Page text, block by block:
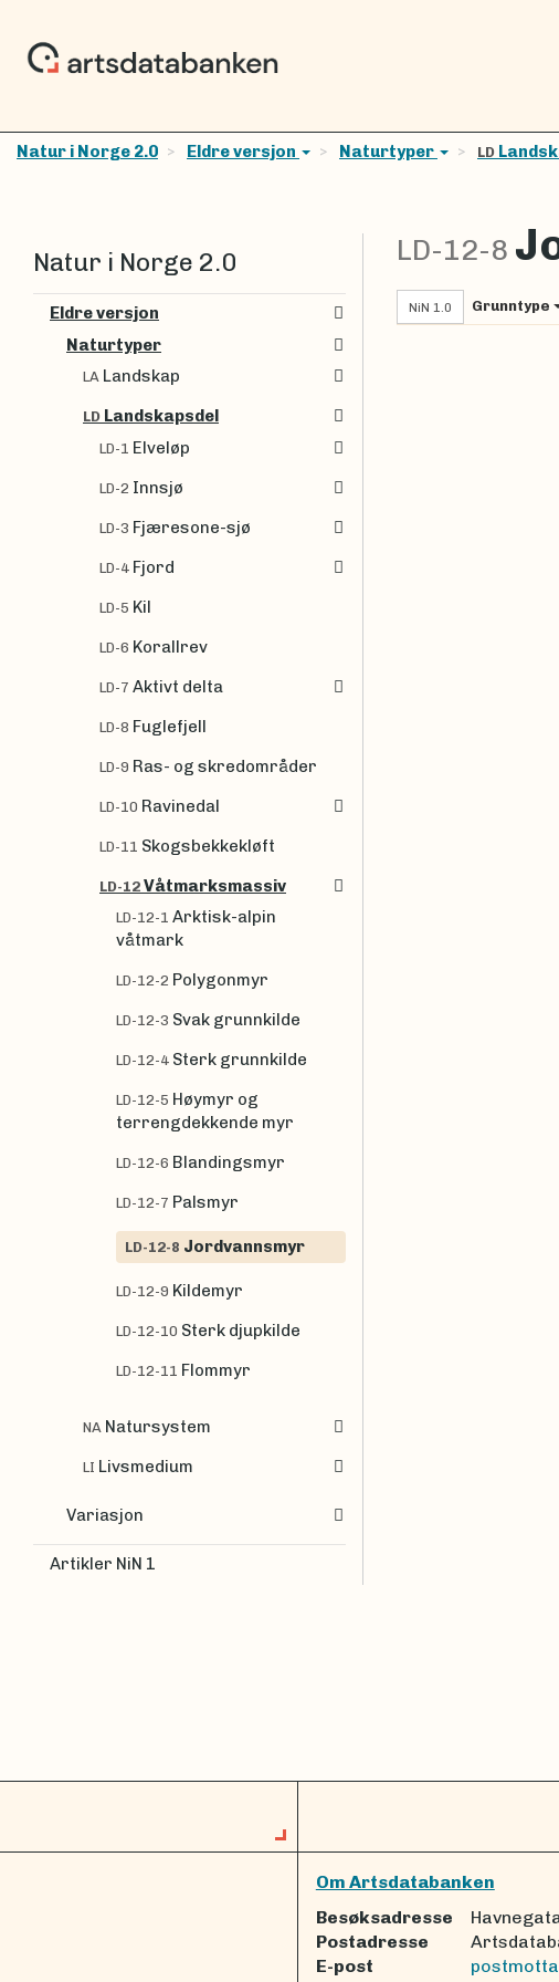
Natur i Norge 2.0 Eldre versjon Naturtyper LD
LD-12-8
NiN 1.0 Grunntype
Natur i Norge 2.0
Eldre versjon
Naturtyper
LA Landskap
LD Landskapsdel
LD-1 Elveløp
LD-2 Innsjø
LD-3 Fjæresone-sjø
LD-4 Fjord
LD-5 Kil
LD-6 Korallrev
LD-7 Aktivt delta
LD-8 Fuglefjell
LD-9 Ras- og skredområder
LD-10 Ravinedal
LD-11 Skogsbekkekløft
LD-12 Våtmarksmassiv
LD-12-1 Arktisk-alpin
våtmark
LD-12-2 Polygonmyr
LD-12-3 Svak grunnkilde
LD-12-4 Sterk grunnkilde
LD-12-5 Høymyr og
terrengdekkende myr
LD-12-6 Blandingsmyr
LD-12-7 Palsmyr
LD-12-8 Jordvannsmyr
LD-12-9 Kildemyr
LD-12-10 Sterk djupkilde
LD-12-11 Flommyr
NA Natursystem
LI Livsmedium
Variasjon
Artikler NiN 1
Om Artsdatabanken
Besøksadresse
Postadresse
E-post